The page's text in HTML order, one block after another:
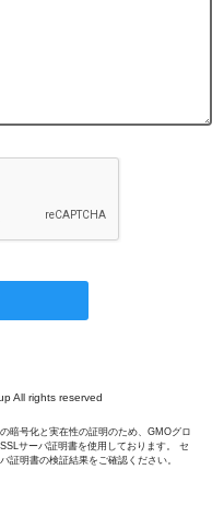
All rights reserved
暗号化と実在性の証明のため、GMOグロ
サーバ証明書を使用しております。 セ
証明書の検証結果をご確認ください。